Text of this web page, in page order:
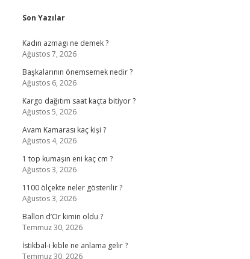
Sidebar
Son Yazılar
Kadın azmagı ne demek ?
Ağustos 7, 2026
Başkalarının önemsemek nedir ?
Ağustos 6, 2026
Kargo dağıtım saat kaçta bitiyor ?
Ağustos 5, 2026
Avam Kamarası kaç kişi ?
Ağustos 4, 2026
1 top kumaşın eni kaç cm ?
Ağustos 3, 2026
1100 ölçekte neler gösterilir ?
Ağustos 3, 2026
Ballon d’Or kimin oldu ?
Temmuz 30, 2026
İstikbal-i kıble ne anlama gelir ?
Temmuz 30, 2026